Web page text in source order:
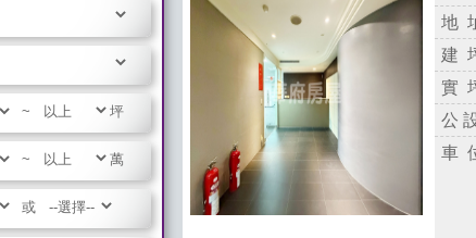
~ 坪
~ 萬
或
地
建
實
公
車